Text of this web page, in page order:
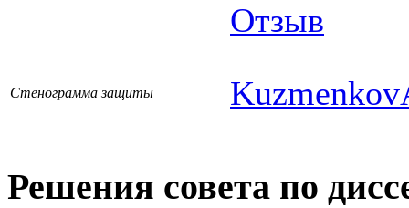
Отзыв
Стенограмма защиты
Решения совета по